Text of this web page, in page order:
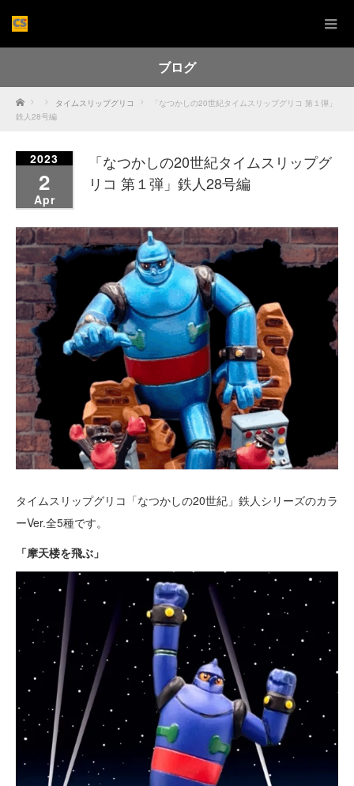
ブログ
Home タイムスリップグリコ
「なつかしの20世紀タイムスリップグリコ 第１弾」
鉄人28号編
2023
2
Apr
「なつかしの20世紀タイムスリップグ
リコ 第１弾」鉄人28号編
タイムスリップグリコ「なつかしの20世紀」鉄人シリーズのカラ
ーVer.全5種です。
「摩天楼を飛ぶ」